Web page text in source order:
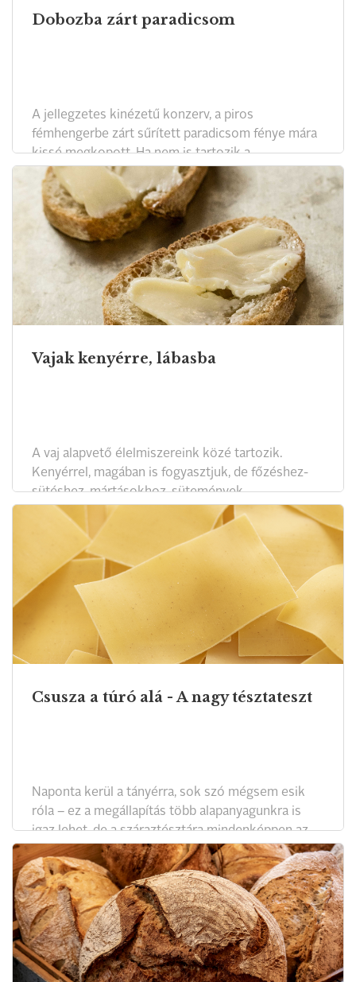
Dobozba zárt paradicsom
A jellegzetes kinézetű konzerv, a piros
fémhengerbe zárt sűrített paradicsom fénye mára
kissé megkopott. Ha nem is tartozik a
legfontosabb alapanyagok közé, néha azért
szükség van rá. A Magyar Konyha magazin és a
Pannon Gasztronómiai Akadémia tesztjében
igyekeztünk a legjobbakat megtalálni.
Vajak kenyérre, lábasba
A vaj alapvető élelmiszereink közé tartozik.
Kenyérrel, magában is fogyasztjuk, de főzéshez-
sütéshez, mártásokhoz, sütemények
alapanyagaként is használjuk. A Magyar Konyha
magazin és a Pannon Gasztronómiai Akadémia
tesztsorozatában legutóbb a Magyarországon
beszerezhető legjobb vajakat igyekeztünk
megtalálni.
Csusza a túró alá - A nagy tésztateszt
Naponta kerül a tányérra, sok szó mégsem esik
róla – ez a megállapítás több alapanyagunkra is
igaz lehet, de a száraztésztára mindenképpen az.
Most a tészták jeles képviselője, a csusza került a
szakértő tesztelők elé.